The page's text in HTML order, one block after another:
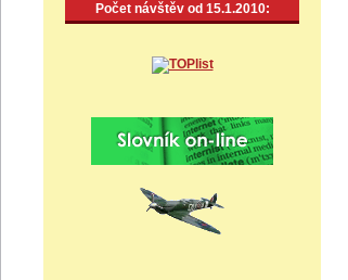
Počet návštěv od 15.1.2010: